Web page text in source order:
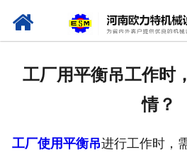
工厂用平衡吊工作时
情？
工厂使用平衡吊进行工作时，